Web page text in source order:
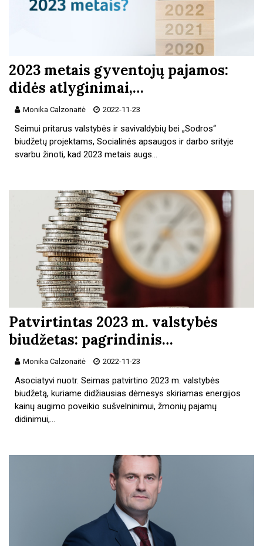
2023 metais gyventojų pajamos:
didės atlyginimai,…
Monika Calzonaitė 2022-11-23
Seimui pritarus valstybės ir savivaldybių bei „Sodros“
biudžetų projektams, Socialinės apsaugos ir darbo srityje
svarbu žinoti, kad 2023 metais augs…
Patvirtintas 2023 m. valstybės
biudžetas: pagrindinis…
Monika Calzonaitė 2022-11-23
Asociatyvi nuotr. Seimas patvirtino 2023 m. valstybės
biudžetą, kuriame didžiausias dėmesys skiriamas energijos
kainų augimo poveikio sušvelninimui, žmonių pajamų
didinimui,…